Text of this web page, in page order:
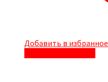
Добавить в избранное